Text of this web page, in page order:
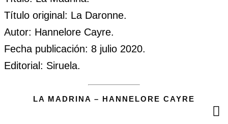
Título original: La Daronne.
Autor: Hannelore Cayre.
Fecha publicación: 8 julio 2020.
Editorial: Siruela.
LA MADRINA – HANNELORE CAYRE